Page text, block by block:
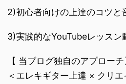
2)初心者向けの上達のコツと
3)実践的なYouTubeレッスン
【 当ブログ独自のアプローチ
＜エレキギター上達 × クリ